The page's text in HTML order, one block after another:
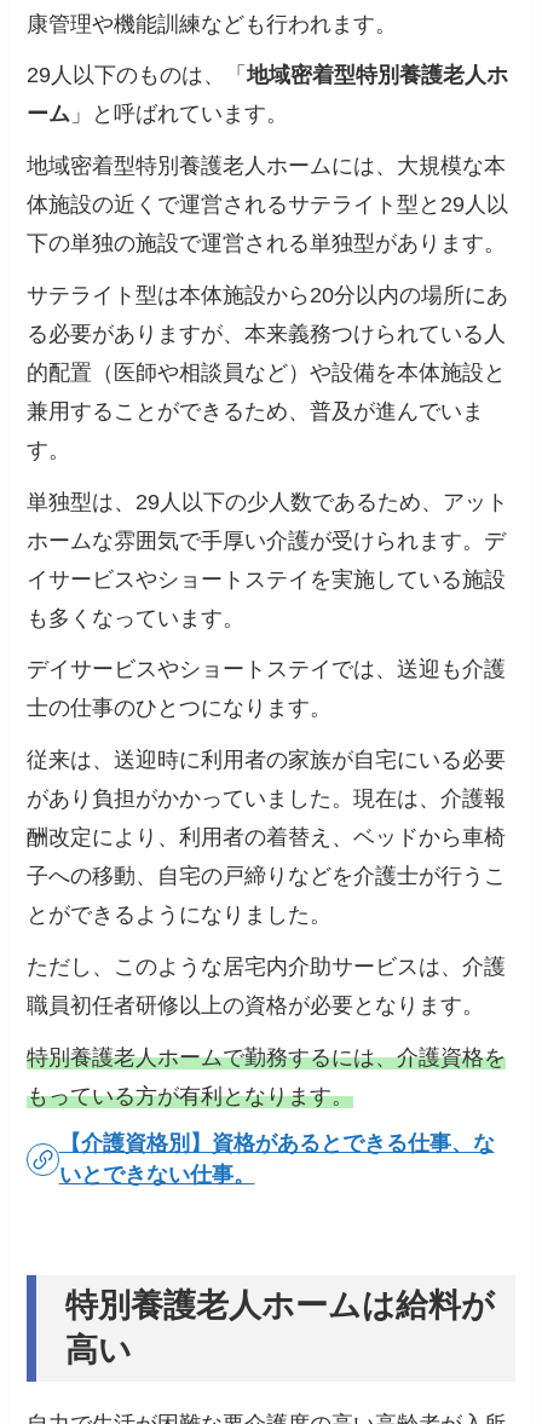
康管理や機能訓練なども行われます。
29人以下のものは、「地域密着型特別養護老人ホ
ーム 」と呼ばれています。
地域密着型特別養護老人ホームには、大規模な本
体施設の近くで運営されるサテライト型 と29人以
下の単独の施設で運営される単独型があります。
サテライト型は本体施設から20分以内の場所にあ
る必要がありますが、本来義務つけられている人
的配置（医師や相談員など）や設備を本体施設と
兼用することができるため、普及が進んでいま
す。
単独型は、29人以下の少人数であるため、アット
ホームな雰囲気で手厚い介護が受けられます。デ
イサービスやショートステイを実施している施設
も多くなっています。
デイサービスやショートステイでは、送迎も介護
士の仕事のひとつになります。
従来は、送迎時に利用者の家族が自宅にいる必要
があり負担がかかっていました。現在は、介護報
酬改定により、利用者の着替え、ベッドから車椅
子への移動、自宅の戸締りなどを介護士が行うこ
とができるようになりました。
ただし、このような居宅内介助サービスは、介護
職員初任者研修以上の資格が必要となります。
特別養護老人ホームで勤務するには、介護資格を
もっている方が有利となります。
【介護資格別】資格があるとできる仕事、な
いとできない仕事。
特別養護老人ホームは給料が
高い